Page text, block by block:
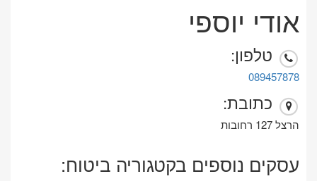
אודי יוספי
טלפון:
089457878
כתובת:
הרצל 127 רחובות
עסקים נוספים בקטגוריה ביטוח: